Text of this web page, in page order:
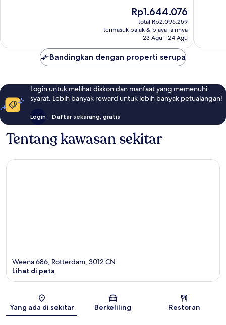
Harga
sekarang
Rp1.644.076
Rp1.644.076
total Rp2.096.259
termasuk pajak & biaya lainnya
23 Agu - 24 Agu
Bandingkan dengan properti serupa
Login untuk melihat diskon dan manfaat yang memenuhi
syarat. Lebih banyak reward untuk lebih banyak petualangan!
Login Daftar sekarang, gratis
Tentang kawasan sekitar
Peta
Weena 686, Rotterdam, 3012 CN
Lihat di peta
Yang ada di sekitar Berkeliling Restoran